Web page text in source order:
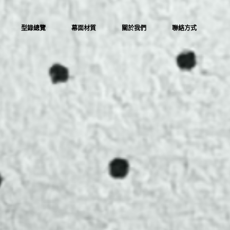
型錄總覽 幕面材質 關於我們 聯絡方式